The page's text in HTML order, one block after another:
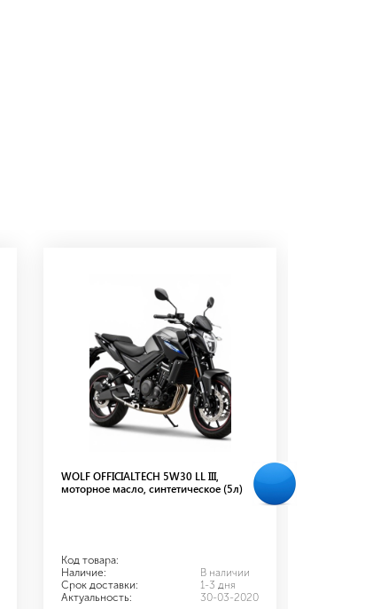
WOLF OFFICIALTECH 5W30 LL III,
моторное масло, синтетическое (5л)
Код товара:
Наличие:
В наличии
Срок доставки:
1-3 дня
Актуальность:
30-03-2020